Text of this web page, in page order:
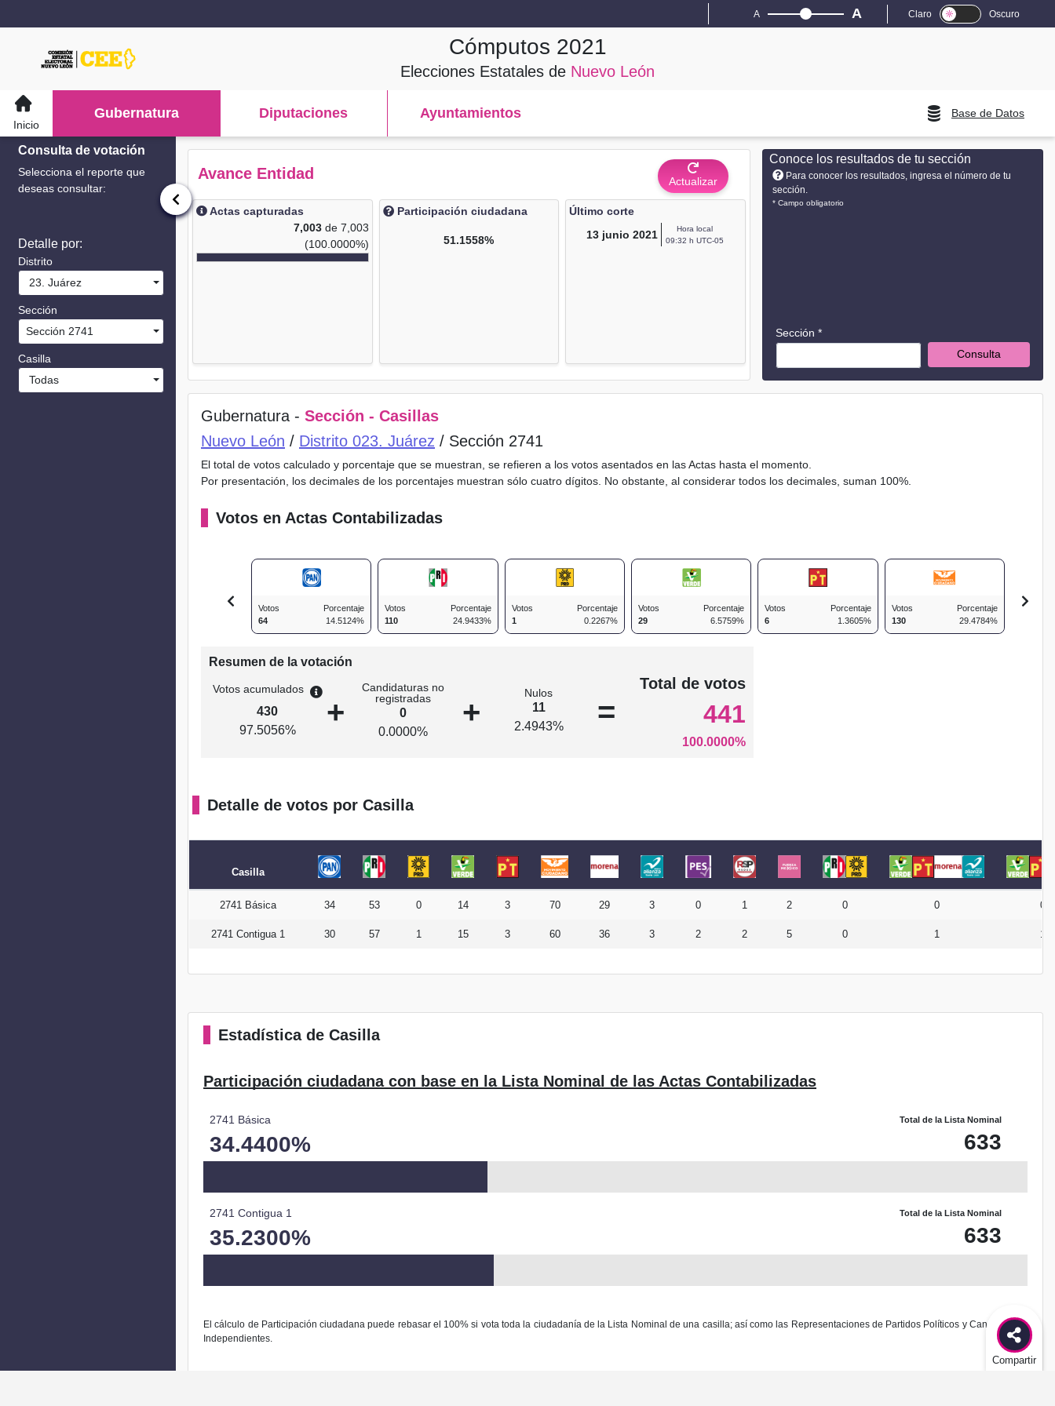
Compartir
A A Claro Oscuro
Cómputos 2021
Elecciones Estatales de Nuevo León
Inicio
Gubernatura Diputaciones Ayuntamientos Base de Datos
Consulta de votación
Selecciona el reporte que
deseas consultar:
Detalle por:
Distrito
23. Juárez
Sección
Sección 2741
Casilla
Todas
Avance Entidad Actualizar
Actas capturadas
7,003 de 7,003
(100.0000%)
Participación ciudadana
51.1558%
Último corte
13 junio 2021
Hora local
09:32 h UTC-05
Conoce los resultados de tu sección
Para conocer los resultados, ingresa el número de tu
sección.
* Campo obligatorio
Sección *
Consulta
Gubernatura - Sección - Casillas
Nuevo León / Distrito 023. Juárez / Sección 2741
El total de votos calculado y porcentaje que se muestran, se refieren a los votos asentados en las Actas hasta el momento.
Por presentación, los decimales de los porcentajes muestran sólo cuatro dígitos. No obstante, al considerar todos los decimales, suman 100%.
Votos en Actas Contabilizadas
Votos
64
Porcentaje
14.5124%
Votos
110
Porcentaje
24.9433%
Votos
1
Porcentaje
0.2267%
Votos
29
Porcentaje
6.5759%
Votos
6
Porcentaje
1.3605%
Votos
130
Porcentaje
29.4784%
Votos
Resumen de la votación
Votos acumulados
430
97.5056%
+
Candidaturas no
registradas
0
0.0000%
+
Nulos
11
2.4943%
=
Total de votos
441
100.0000%
Detalle de votos por Casilla
Casilla
2741 Básica 34 53 0 14 3 70 29 3 0 1 2 0 0 0
2741 Contigua 1 30 57 1 15 3 60 36 3 2 2 5 0 1 1
Estadística de Casilla
Participación ciudadana con base en la Lista Nominal de las Actas Contabilizadas
2741 Básica
34.4400%
Total de la Lista Nominal
633
2741 Contigua 1
35.2300%
Total de la Lista Nominal
633
El cálculo de Participación ciudadana puede rebasar el 100% si vota toda la ciudadanía de la Lista Nominal de una casilla; así como las Representaciones de Partidos Políticos y Candidaturas
Independientes.